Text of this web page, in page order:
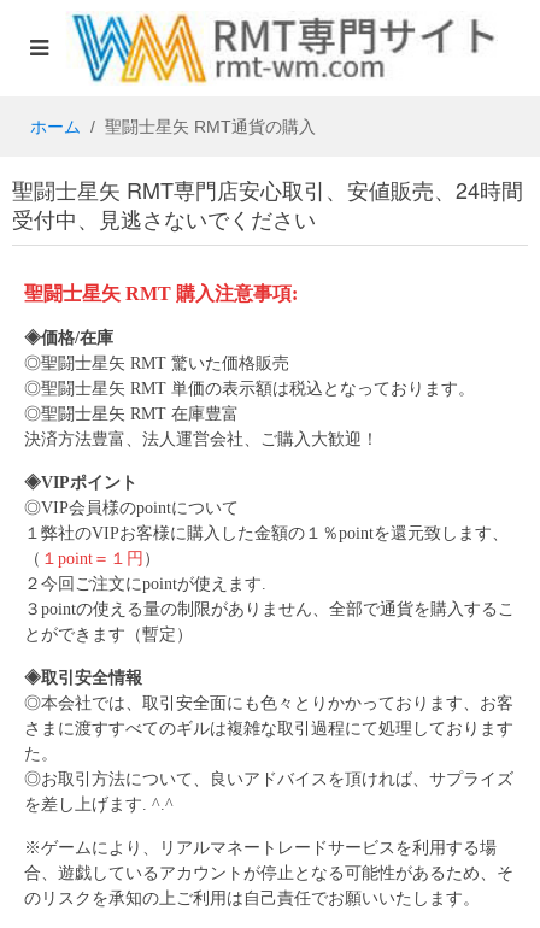
ホーム 聖闘士星矢 RMT通貨の購入
聖闘士星矢 RMT専門店安心取引、安値販売、24時間
受付中、見逃さないでください
聖闘士星矢 RMT 購入注意事項:
◈価格/在庫
◎聖闘士星矢 RMT 驚いた価格販売
◎聖闘士星矢 RMT 単価の表示額は税込となっております。
◎聖闘士星矢 RMT 在庫豊富
決済方法豊富、法人運営会社、ご購入大歓迎！
◈VIPポイント
◎VIP会員様のpointについて
１弊社のVIPお客様に購入した金額の１％pointを還元致します、
（ １point＝１円 ）
２今回ご注文にpointが使えます.
３pointの使える量の制限がありません、全部で通貨を購入するこ
とができます（暫定）
◈取引安全情報
◎本会社では、取引安全面にも色々とりかかっております、お客
さまに渡すすべてのギルは複雑な取引過程にて処理しております
た。
◎お取引方法について、良いアドバイスを頂ければ、サプライズ
を差し上げます. ^.^
※ゲームにより、リアルマネートレードサービスを利用する場
合、遊戯しているアカウントが停止となる可能性があるため、そ
のリスクを承知の上ご利用は自己責任でお願いいたします。